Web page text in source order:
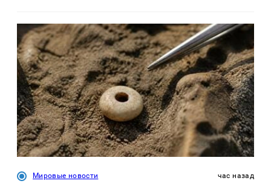
Мировые новости час назад